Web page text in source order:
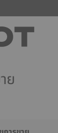
ย